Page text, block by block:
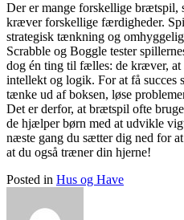
Der er mange forskellige brætspil,
kræver forskellige færdigheder.
strategisk tænkning og
Scrabble og Boggle tester
dog én ting til fælles: de kræver, at
intellekt og logik. For at få succes
tænke ud af boksen, løse
Det er derfor, at brætspil ofte
de hjælper børn med at udvikle
næste gang du sætter dig ned for
at du også træner din hjerne!
Posted in Hus og Have